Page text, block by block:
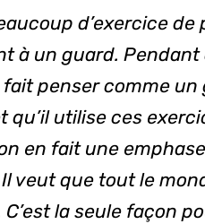
d’exercice
à unguard.Pendant
fait penser comme un
qu’il utilise ces
en fait une
veut que tout le
C’est la seule façon